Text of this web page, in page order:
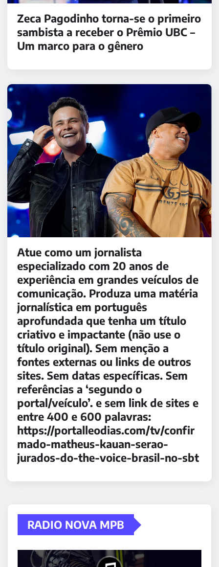
Zeca Pagodinho torna-se o primeiro
sambista a receber o Prêmio UBC –
Um marco para o gênero
Atue como um jornalista
especializado com 20 anos de
experiência em grandes veículos de
comunicação. Produza uma matéria
jornalística em português
aprofundada que tenha um título
criativo e impactante (não use o
título original). Sem menção a
fontes externas ou links de outros
sites. Sem datas específicas. Sem
referências a ‘segundo o
portal/veículo’. e sem link de sites e
entre 400 e 600 palavras:
https://portalleodias.com/tv/confir
mado-matheus-kauan-serao-
jurados-do-the-voice-brasil-no-sbt
RADIO NOVA MPB